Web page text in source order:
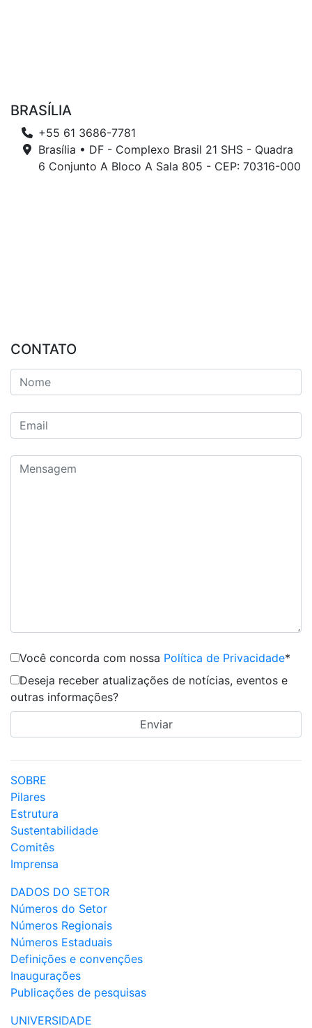
BRASÍLIA
+55 61 3686-7781
Brasília • DF - Complexo Brasil 21 SHS - Quadra
6 Conjunto A Bloco A Sala 805 - CEP: 70316-000
CONTATO
Você concorda com nossa Política de Privacidade*
Deseja receber atualizações de notícias, eventos e
outras informações?
SOBRE
Pilares
Estrutura
Sustentabilidade
Comitês
Imprensa
DADOS DO SETOR
Números do Setor
Números Regionais
Números Estaduais
Definições e convenções
Inaugurações
Publicações de pesquisas
UNIVERSIDADE